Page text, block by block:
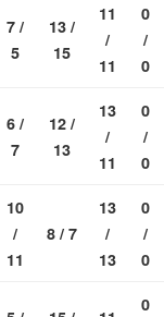
7 /
5
13 /
15
11
/
11
0
/
0
6 /
7
12 /
13
13
/
11
0
/
0
10
/
11
8 / 7
13
/
13
0
/
0
0